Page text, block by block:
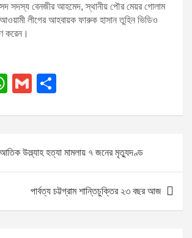
সদস্য বেনজীর আহমেদ, স্থানীয় পৌর মেয়র গোলাম
লীগের আহবায়ক ফারুক হাসান তুহিন ভিডিও
করেন।
W
at
s
A
G
ail ar
উল্ল্যাহ হত্যা মামলায় ৭ জনের মৃত্যুদণ্ড
পার্বত্য চট্টগ্রাম শান্তিচুক্তির ২৩ বছর আজ